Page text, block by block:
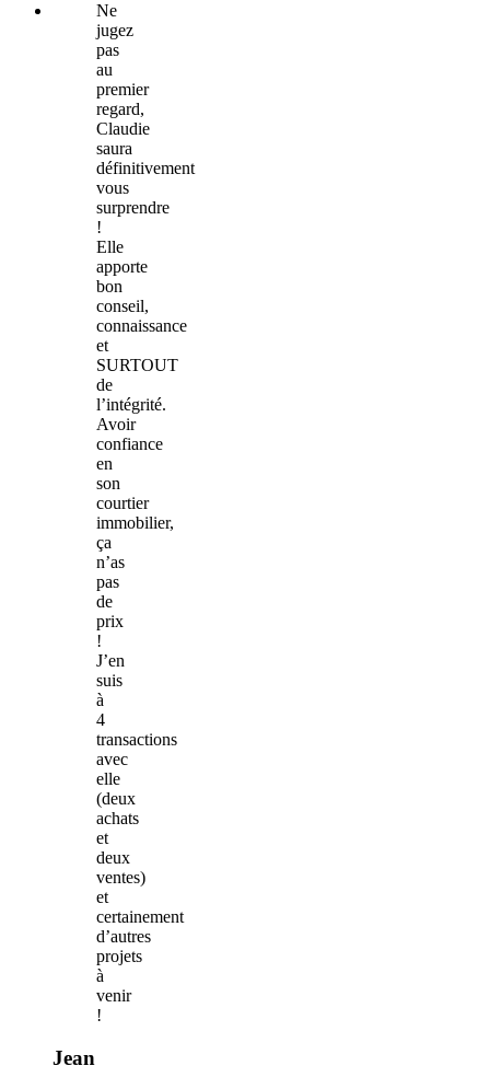
Ne
jugez
pas
au
premier
regard,
Claudie
saura
définitivement
vous
surprendre
!
Elle
apporte
bon
conseil,
connaissance
et
SURTOUT
de
l’intégrité.
Avoir
confiance
en
son
courtier
immobilier,
ça
n’as
pas
de
prix
!
J’en
suis
à
4
transactions
avec
elle
(deux
achats
et
deux
ventes)
et
certainement
d’autres
projets
à
venir
!
Jean